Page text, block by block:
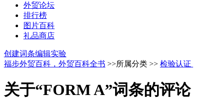
外贸论坛
排行榜
图片百科
礼品商店
创建词条编辑实验
福步外贸百科，外贸百科全书 >>所属分类 >> 检验认证
关于“FORM A”词条的评论